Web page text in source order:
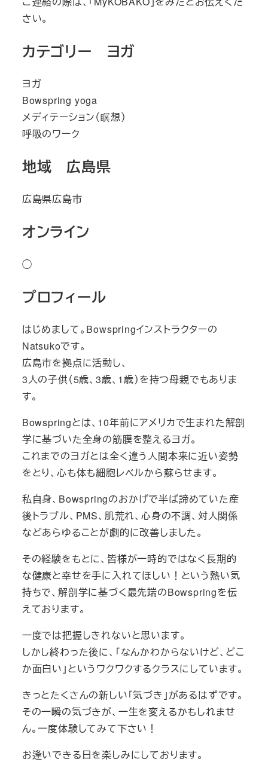
さい。
カテゴリー ヨガ
ヨガ
Bowspring yoga
メディテーション（瞑想）
呼吸のワーク
地域 広島県
広島県広島市
オンライン
◯
プロフィール
はじめまして。Bowspringインストラクターの
Natsukoです。
広島市を拠点に活動し、
3人の子供（5歳、3歳、1歳）を持つ母親でもありま
す。
Bowspringとは、10年前にアメリカで生まれた解剖
学に基づいた全身の筋膜を整えるヨガ。
これまでのヨガとは全く違う人間本来に近い姿勢
をとり、心も体も細胞レベルから蘇らせます。
私自身、Bowspringのおかげで半ば諦めていた産
後トラブル、PMS、肌荒れ、心身の不調、対人関係
などあらゆることが劇的に改善しました。
その経験をもとに、皆様が一時的ではなく長期的
な健康と幸せを手に入れてほしい！という熱い気
持ちで、解剖学に基づく最先端のBowspringを伝
えております。
一度では把握しきれないと思います。
しかし終わった後に、「なんかわからないけど、どこ
か面白い」というワクワクするクラスにしています。
きっとたくさんの新しい「気づき」があるはずです。
その一瞬の気づきが、一生を変えるかもしれませ
ん。一度体験してみて下さい！
お逢いできる日を楽しみにしております。